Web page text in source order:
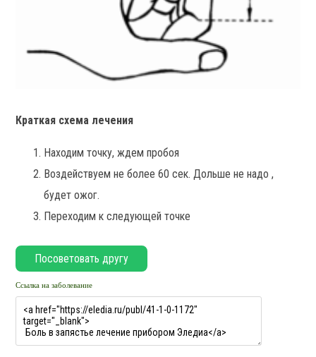
Краткая схема лечения
Находим точку, ждем пробоя
Воздействуем не более 60 сек. Дольше не надо ,
будет ожог.
Переходим к следующей точке
Ссылка на заболевание